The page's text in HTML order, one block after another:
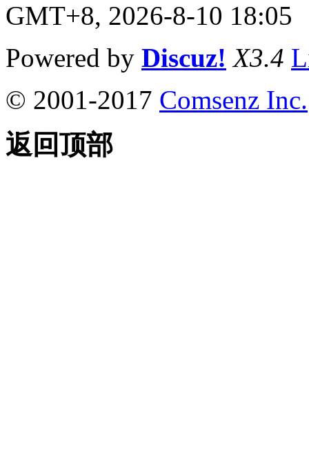
GMT+8, 2026-8-10 18:05
Powered by Discuz! X3.4
© 2001-2017 Comsenz Inc.
返回顶部